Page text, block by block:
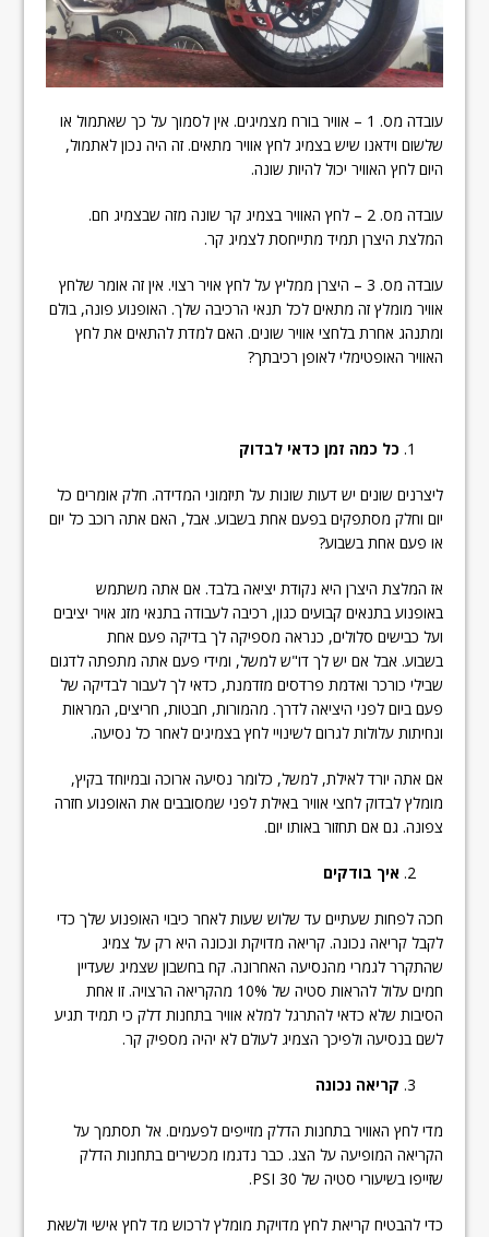
עובדה מס. 1 – אוויר בורח מצמיגים. אין לסמוך על כך שאתמול או
שלשום וידאנו שיש בצמיג לחץ אוויר מתאים. זה היה נכון לאתמול,
היום לחץ האוויר יכול להיות שונה.
עובדה מס. 2 – לחץ האוויר בצמיג קר שונה מזה שבצמיג חם.
המלצת היצרן תמיד מתייחסת לצמיג קר.
עובדה מס. 3 – היצרן ממליץ על לחץ אויר רצוי. אין זה אומר שלחץ
אוויר מומלץ זה מתאים לכל תנאי הרכיבה שלך. האופנוע פונה, בולם
ומתנהג אחרת בלחצי אוויר שונים. האם למדת להתאים את לחץ
האוויר האופטימלי לאופן רכיבתך?
כל כמה זמן כדאי לבדוק
ליצרנים שונים יש דעות שונות על תיזמוני המדידה. חלק אומרים כל
יום וחלק מסתפקים בפעם אחת בשבוע. אבל, האם אתה רוכב כל יום
או פעם אחת בשבוע?
אז המלצת היצרן היא נקודת יציאה בלבד. אם אתה משתמש
באופנוע בתנאים קבועים כגון, רכיבה לעבודה בתנאי מזג אויר יציבים
ועל כבישים סלולים, כנראה מספיקה לך בדיקה פעם אחת
בשבוע. אבל אם יש לך דו"ש למשל, ומידי פעם אתה מתפתה לדגום
שבילי כורכר ואדמת פרדסים מזדמנת, כדאי לך לעבור לבדיקה של
פעם ביום לפני היציאה לדרך. מהמורות, חבטות, חריצים, המראות
ונחיתות עלולות לגרום לשינויי לחץ בצמיגים לאחר כל נסיעה.
אם אתה יורד לאילת, למשל, כלומר נסיעה ארוכה ובמיוחד בקיץ,
מומלץ לבדוק לחצי אוויר באילת לפני שמסובבים את האופנוע חזרה
צפונה. גם אם תחזור באותו יום.
איך בודקים
חכה לפחות שעתיים עד שלוש שעות לאחר כיבוי האופנוע שלך כדי
לקבל קריאה נכונה. קריאה מדויקת ונכונה היא רק על צמיג
שהתקרר לגמרי מהנסיעה האחרונה. קח בחשבון שצמיג שעדיין
חמים עלול להראות סטיה של 10% מהקריאה הרצויה. זו אחת
הסיבות שלא כדאי להתרגל למלא אוויר בתחנות דלק כי תמיד תגיע
לשם בנסיעה ולפיכך הצמיג לעולם לא יהיה מספיק קר.
קריאה נכונה
מדי לחץ האוויר בתחנות הדלק מזייפים לפעמים. אל תסתמך על
הקריאה המופיעה על הצג. כבר נדגמו מכשירים בתחנות הדלק
שזייפו בשיעורי סטיה של 30 PSI.
כדי להבטיח קריאת לחץ מדויקת מומלץ לרכוש מד לחץ אישי ולשאת